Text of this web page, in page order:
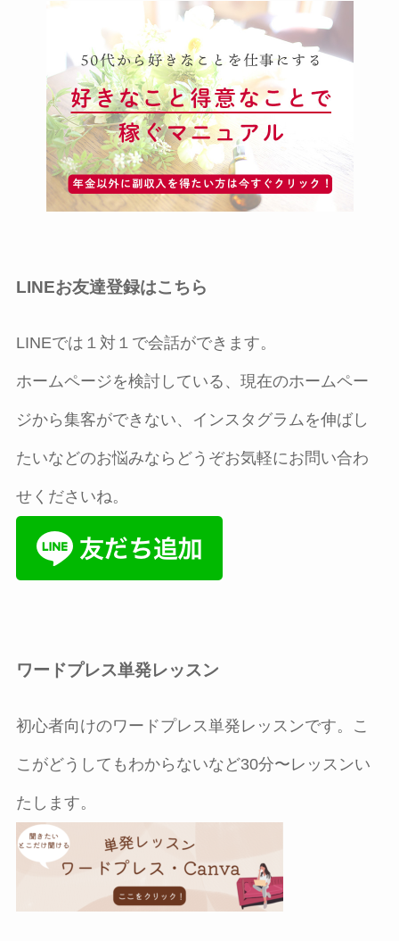
LINEお友達登録はこちら
LINEでは１対１で会話ができます。
ホームページを検討している、現在のホームペー
ジから集客ができない、インスタグラムを伸ばし
たいなどのお悩みならどうぞお気軽にお問い合わ
せくださいね。
ワードプレス単発レッスン
初心者向けのワードプレス単発レッスンです。こ
こがどうしてもわからないなど30分〜レッスンい
たします。